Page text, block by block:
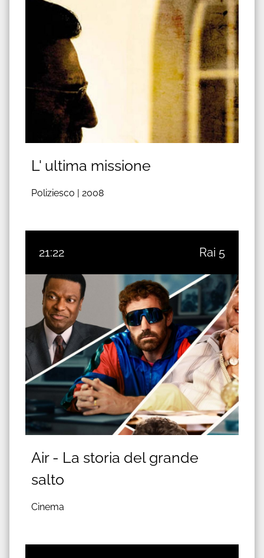
L' ultima missione
Poliziesco | 2008
21:22 Rai 5
Air - La storia del grande
salto
Cinema